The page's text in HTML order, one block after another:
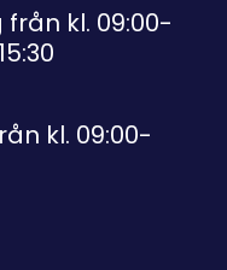
kl. 09:00-
kl. 09:00-